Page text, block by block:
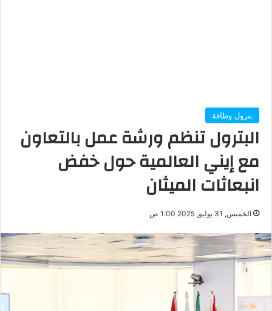
بترول وطاقة
البترول تنظم ورشة عمل بالتعاون
مع إيني العالمية حول خفض
انبعاثات الميثان
الخميس, 31 يوليو, 2025 1:00 ص